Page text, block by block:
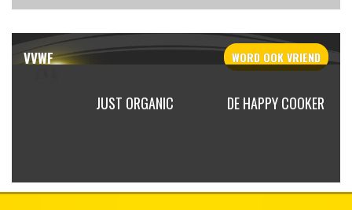
VVWF WORD OOKVRIEND
JUST ORGANIC DE HAPPY COOKER